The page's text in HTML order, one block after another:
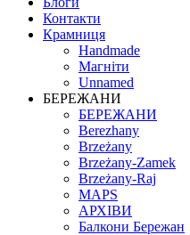
Контакти
Крамниця
Handmade
Магніти
Unnamed
БЕРЕЖАНИ
БЕРЕЖАНИ
Berezhany
Brzeżany
Brzeżany-Zamek
Brzeżany-Raj
MAPS
АРХІВИ
Балкони Бережан